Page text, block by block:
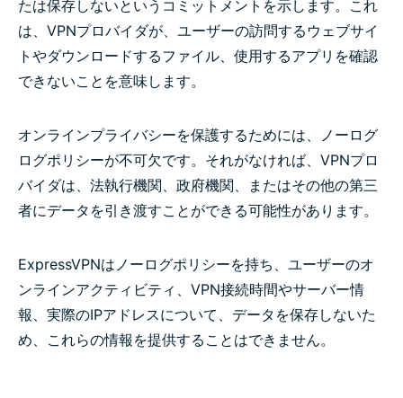
たは保存しないというコミットメントを示します。これ
は、VPNプロバイダが、ユーザーの訪問するウェブサイ
トやダウンロードするファイル、使用するアプリを確認
できないことを意味します。
オンラインプライバシーを保護するためには、ノーログ
ログポリシーが不可欠です。それがなければ、VPNプロ
バイダは、法執行機関、政府機関、またはその他の第三
者にデータを引き渡すことができる可能性があります。
ExpressVPNはノーログポリシーを持ち、ユーザーのオ
ンラインアクティビティ、VPN接続時間やサーバー情
報、実際のIPアドレスについて、データを保存しないた
め、これらの情報を提供することはできません。